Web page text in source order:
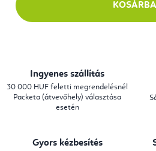
KOSÁRBA
Ingyenes szállítás
30 000 HUF feletti megrendelésnél
Packeta (átvevőhely) választása
esetén
Gyors kézbesítés